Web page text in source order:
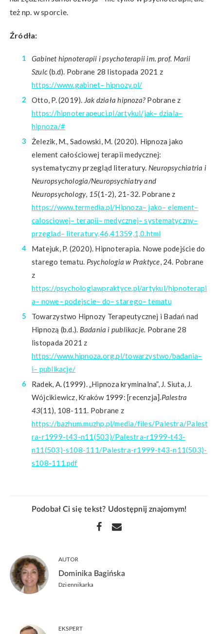
też np. w sporcie.
Źródła:
Gabinet hipnoterapii i psychoterapii im. prof. Marii
Szulc(b.d). Pobrane 28 listopada 2021 z
https://www.gabinet– hipnozy.pl/
Otto, P. (2019). Jak działa hipnoza? Pobrane z
https://hipnoterapeuci.pl/artykul/jak– dziala–
hipnoza/#
Żelezik, M., Sadowski, M. (2020). Hipnoza jako
element całościowej terapii medycznej:
systematyczny przegląd literatury. Neuropsychiatria i
Neuropsychologia/Neuropsychiatry and
Neuropsychology, 15(1-2), 21-32. Pobrane z
https://www.termedia.pl/Hipnoza– jako– element–
calosciowej– terapii– medycznej– systematyczny–
przeglad– literatury,46,41359,1,0.html
Matejuk, P. (2020). Hipnoterapia. Nowe podejście do
starego tematu. Psychologia w Praktyce, 24. Pobrane
z
https://psychologiawpraktyce.pl/artykul/hipnoterapi
a– nowe– podejscie– do– starego– tematu
Towarzystwo Hipnozy Terapeutycznej i Badań nad
Hipnozą (b.d.). Badania i publikacje. Pobrane 28
listopada 2021 z
https://www.hipnoza.org.pl/towarzystwo/badania–
i– publikacje/
Radek, A. (1999). „Hipnoza kryminalna”, J. Siuta, J.
Wójcikiewicz, Kraków 1999: [recenzja].Palestra
43(11), 108-111. Pobrane z
https://bazhum.muzhp.pl/media/files/Palestra/Palest
ra-r1999-t43-n11(503)/Palestra-r1999-t43-
n11(503)-s108-111/Palestra-r1999-t43-n11(503)-
s108-111.pdf
Podobał Ci się tekst? Udostępnij znajomym!
AUTOR
Dominika Bagińska
Dziennikarka
EKSPERT